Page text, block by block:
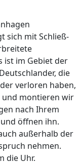
sich mit Schließ-
ist im Gebiet der
die
verloren haben,
und montieren wir
nach Ihrem
öffnen ihn.
außerhalb der
nehmen.
die Uhr.